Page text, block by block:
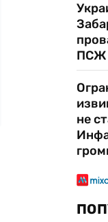
ПСЖ
не